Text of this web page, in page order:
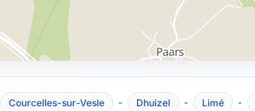
Courcelles-sur-Vesle - Dhuizel - Limé -